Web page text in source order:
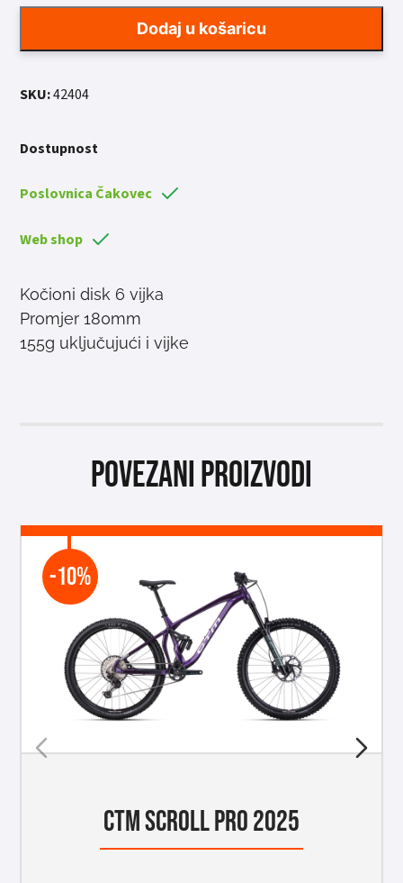
180MM
količina
Dodaj u košaricu
SKU:42404
Dostupnost
Poslovnica Čakovec
Web shop
Kočioni disk 6 vijka
Promjer 180mm
155g uključujući i vijke
Povezani proizvodi
-10%
CTM SCROLL PRO 2025